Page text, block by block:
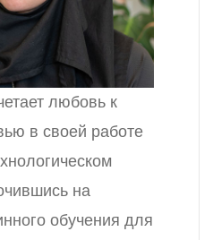
любовь к
в своей работе
на
обучения для